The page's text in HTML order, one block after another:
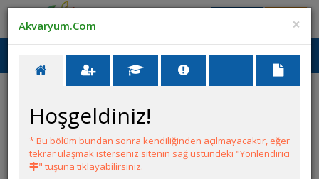
Ana Menü
HATA
Bu ilan kaldırılmıştır.
×
Akvaryum.Com
Hoşgeldiniz!
* Bu bölüm bundan sonra kendiliğinden açılmayacaktır, eğer
tekrar ulaşmak isterseniz sitenin sağ üstündeki "Yönlendirici
" tuşuna tıklayabilirsiniz.